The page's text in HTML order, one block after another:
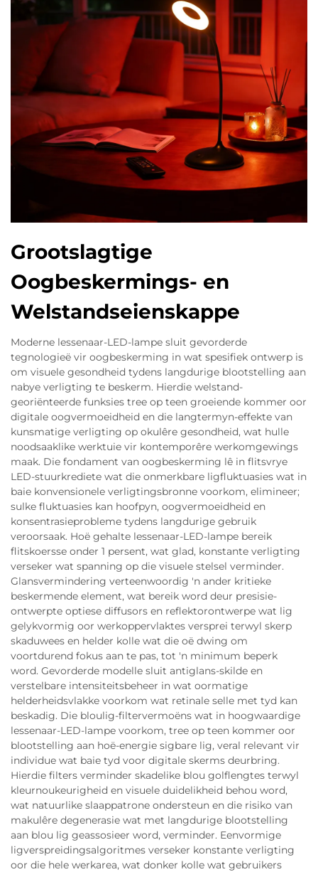
Grootslagtige
Oogbeskermings- en
Welstandseienskappe
Moderne lessenaar-LED-lampe sluit gevorderde
tegnologieë vir oogbeskerming in wat spesifiek ontwerp is
om visuele gesondheid tydens langdurige blootstelling aan
nabye verligting te beskerm. Hierdie welstand-
georiënteerde funksies tree op teen groeiende kommer oor
digitale oogvermoeidheid en die langtermyn-effekte van
kunsmatige verligting op okulêre gesondheid, wat hulle
noodsaaklike werktuie vir kontemporêre werkomgewings
maak. Die fondament van oogbeskerming lê in flitsvrye
LED-stuurkrediete wat die onmerkbare ligfluktuasies wat in
baie konvensionele verligtingsbronne voorkom, elimineer;
sulke fluktuasies kan hoofpyn, oogvermoeidheid en
konsentrasieprobleme tydens langdurige gebruik
veroorsaak. Hoë gehalte lessenaar-LED-lampe bereik
flitskoersse onder 1 persent, wat glad, konstante verligting
verseker wat spanning op die visuele stelsel verminder.
Glansvermindering verteenwoordig 'n ander kritieke
beskermende element, wat bereik word deur presisie-
ontwerpte optiese diffusors en reflektorontwerpe wat lig
gelykvormig oor werkoppervlaktes versprei terwyl skerp
skaduwees en helder kolle wat die oë dwing om
voortdurend fokus aan te pas, tot 'n minimum beperk
word. Gevorderde modelle sluit antiglans-skilde en
verstelbare intensiteitsbeheer in wat oormatige
helderheidsvlakke voorkom wat retinale selle met tyd kan
beskadig. Die bloulig-filtervermoëns wat in hoogwaardige
lessenaar-LED-lampe voorkom, tree op teen kommer oor
blootstelling aan hoë-energie sigbare lig, veral relevant vir
individue wat baie tyd voor digitale skerms deurbring.
Hierdie filters verminder skadelike blou golflengtes terwyl
kleurnoukeurigheid en visuele duidelikheid behou word,
wat natuurlike slaappatrone ondersteun en die risiko van
makulêre degenerasie wat met langdurige blootstelling
aan blou lig geassosieer word, verminder. Eenvormige
ligverspreidingsalgoritmes verseker konstante verligting
oor die hele werkarea, wat donker kolle wat gebruikers